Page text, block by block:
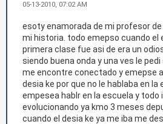
05-13-2010, 07:02 AM
esoty enamorada de mi profesor
mi historia. todo emepso cuando el
primera clase fue asi de era un
siendo buena onda y una ves le
me encontre conectado y emepse
desia ke por que no le hablaba en la
empesea hablr en la escuela y todo
evolucionando ya kmo 3 meses
cuando el desia ke ya me iba me